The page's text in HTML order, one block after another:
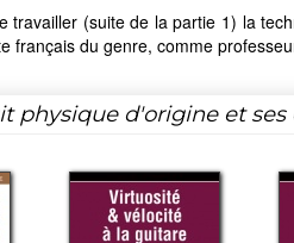
travailler (suite de la partie 1) la
français du genre, comme
physique d'origine et